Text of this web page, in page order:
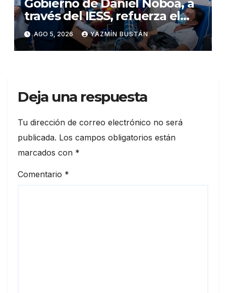
Gobierno de Daniel Noboa, a
través del IESS, refuerza el
abastecimiento de insulina
en 86 establecimientos de
salud
AGO 5, 2026 YAZMÍN BUSTÁN
Deja una respuesta
Tu dirección de correo electrónico no será
publicada. Los campos obligatorios están
marcados con *
Comentario *